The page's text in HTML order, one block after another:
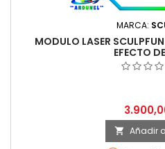
MARCA:
MODULO LASER
EFECTO
 Añadir